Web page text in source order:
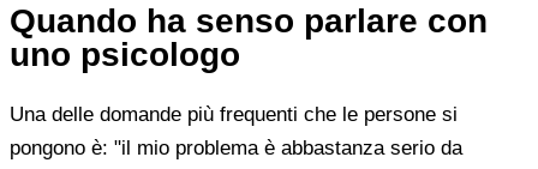
Quando ha senso parlare con
uno psicologo
Una delle domande più frequenti che le persone si
pongono è: "il mio problema è abbastanza serio da